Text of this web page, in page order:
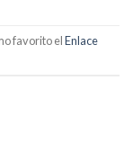
favorito elEnlace